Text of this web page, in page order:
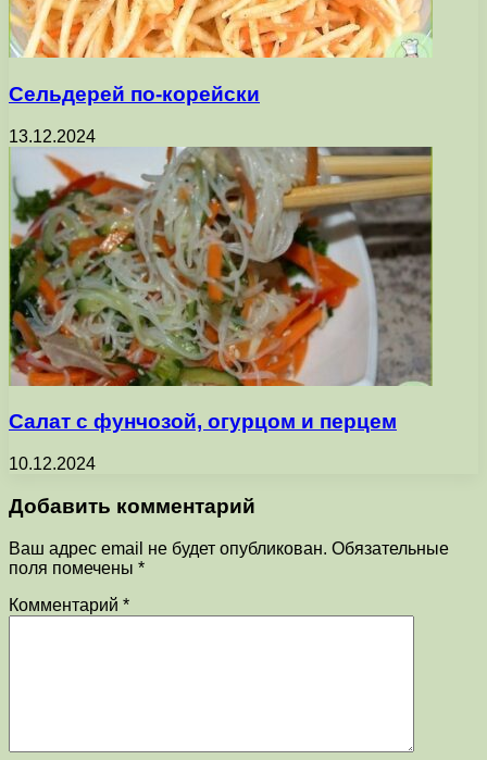
Сельдерей по-корейски
13.12.2024
Салат с фунчозой, огурцом и перцем
10.12.2024
Добавить комментарий
Ваш адрес email не будет опубликован. Обязательные
поля помечены *
Комментарий *